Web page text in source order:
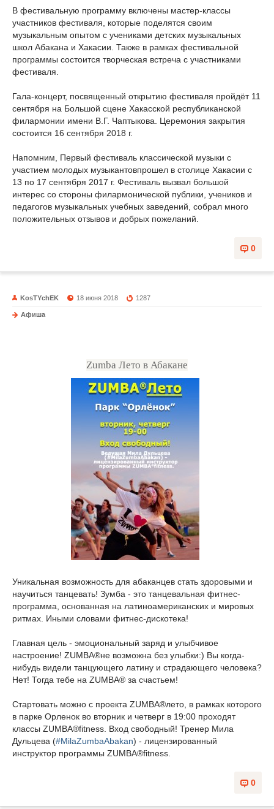
В фестивальную программу включены мастер-классы
участников фестиваля, которые поделятся своим
музыкальным опытом с учениками детских музыкальных
школ Абакана и Хакасии. Также в рамках фестивальной
программы состоится творческая встреча с участниками
фестиваля.
Гала-концерт, посвященный открытию фестиваля пройдёт 11
сентября на Большой сцене Хакасской республиканской
филармонии имени В.Г. Чаптыкова. Церемония закрытия
состоится 16 сентября 2018 г.
Напомним, Первый фестиваль классической музыки с
участием молодых музыкантовпрошел в столице Хакасии с
13 по 17 сентября 2017 г. Фестиваль вызвал большой
интерес со стороны филармонической публики, учеников и
педагогов музыкальных учебных заведений, собрал много
положительных отзывов и добрых пожеланий.
0
KosTYchEK 18 июня 2018 1287
Афиша
Zumba Лето в Абакане
Уникальная возможность для абаканцев стать здоровыми и
научиться танцевать! Зумба - это танцевальная фитнес-
программа, основанная на латиноамериканских и мировых
ритмах. Иными словами фитнес-дискотека!
Главная цель - эмоциональный заряд и улыбчивое
настроение! ZUMBA®не возможна без улыбки:) Вы когда-
нибудь видели танцующего латину и страдающего человека?
Нет! Тогда тебе на ZUMBA® за счастьем!
Стартовать можно с проекта ZUMBA®лето, в рамках которого
в парке Орленок во вторник и четверг в 19:00 проходят
классы ZUMBA®fitness. Вход свободный! Тренер Мила
Дульцева (#MilaZumbaAbakan) - лицензированный
инструктор программы ZUMBA®fitness.
0